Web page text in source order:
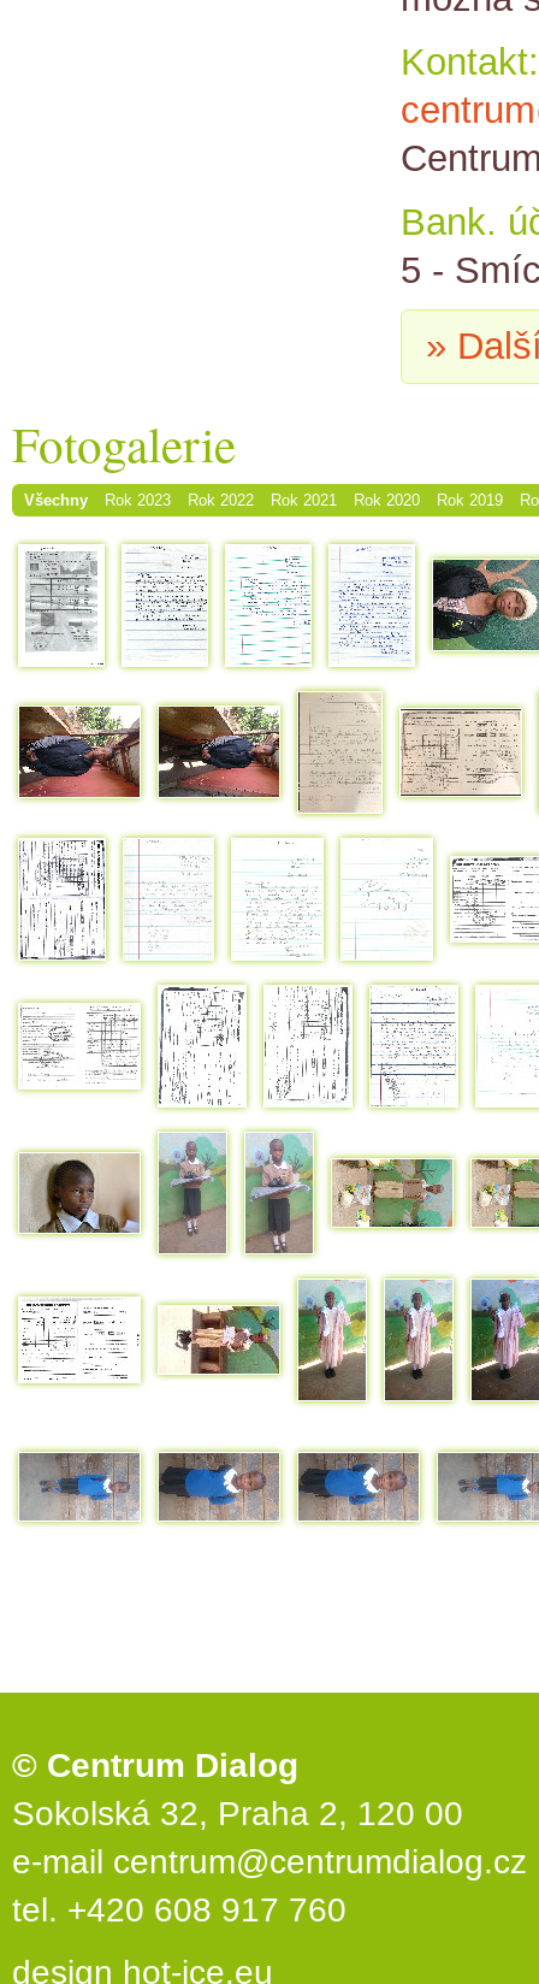
Kontakt:
Bank.
5 -
»
Fotogalerie
Všechny Rok 2023 Rok 2022 Rok 2021 Rok 2020 Rok 2019
© Centrum Dialog
Sokolská 32, Praha 2, 120 00
e-mail centrum@centrumdialog.cz
tel. +420 608 917 760
design hot-ice.eu